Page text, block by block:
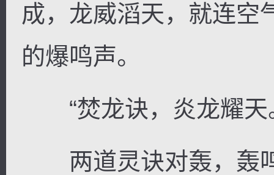
成，龙威滔天，就连空
的爆鸣声。
“焚龙诀，炎龙耀天
两道灵诀对轰，轰